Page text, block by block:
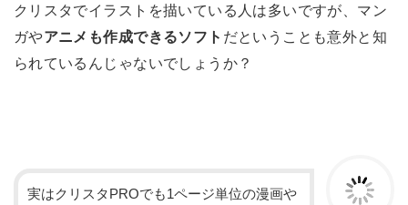
クリスタでイラストを描いている人は多いですが、マン
ガやアニメも作成できるソフト だということも意外と知
られているんじゃないでしょうか？
実はクリスタPROでも1ページ単位の漫画や